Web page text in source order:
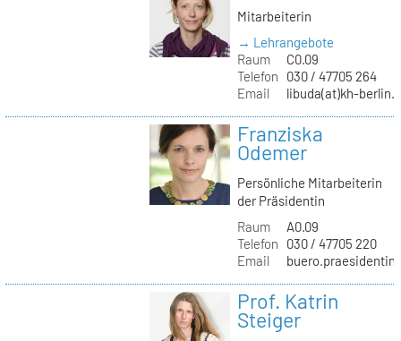
Mitarbeiterin
→ Lehrangebote
Raum
C0.09
Telefon
030 / 47705 264
Email
libuda(at)kh-
Franziska
Odemer
Persönliche Mitarbeiterin
der Präsidentin
Raum
A0.09
Telefon
030 / 47705 220
Email
Prof. Katrin
Steiger